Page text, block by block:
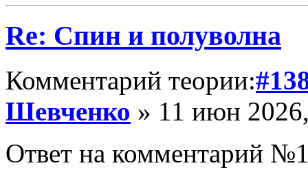
Re: Спин и полуволна
Комментарий теории:
Шевченко » 11 июн
Ответ на комментарий